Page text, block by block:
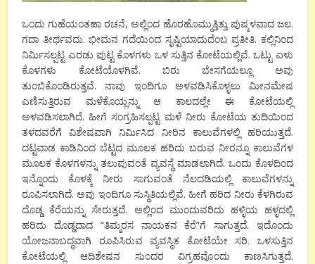
ಒಂದು ಗುಹೆಯಂತಹಾ ರಚನೆ, ಅಲ್ಲಿಂದ ಹೊರಹೊಮ್ಮುತ್ತಿತ್ತು ಪುಷ್ಕಳವಾದ ಜಲ.
ಗದಾ ತೀರ್ಥವದು. ಭೀಮನ ಗದೆಯಿಂದ ಸೃಷ್ಟಿಯಾದುದೆಂಬ ಪ್ರತೀತಿ. ಕಲ್ಲಿನಿಂದ
ನಿರ್ಮಿಸಲ್ಪಟ್ಟ ಎರಡು ಪುಟ್ಟ ಕೊಳಗಳು ಒಳ ಸುತ್ತಿನ ಕೋಟೆಯಲ್ಲಿವೆ. ಒಟ್ಟು ಏಳು
ಕೊಳಗಳು ಕೋಟೆಯೊಳಗಿವೆ. ಬಿರು ಬೇಸಗೆಯಲ್ಲೂ ಅವು
ತುಂಬಿಕೊಂಡಿರುತ್ತವೆ. ನಾವು ಇಂದಿಗೂ ಅಳವಡಿಸಿಕೊಳ್ಳಲು ಮೀನಮೇಷ
ಎಣಿಸುತ್ತಿರುವ ಮಳೆಕೊಯ್ಲನ್ನು ಆ ಕಾಲದಲ್ಲೇ ಈ ಕೋಟೆಯಲ್ಲಿ
ಅಳವಡಿಸಲಾಗಿದೆ. ಹೀಗೆ ಸಂಗ್ರಹಿಸಲ್ಪಟ್ಟ ಮಳೆ ನೀರು ಕೋಟೆಯ ತುದಿಯಿಂದ
ತಳದವರೆಗೆ ವಿಶೇಷವಾಗಿ ನಿರ್ಮಿಸಿದ ನೀರಿನ ಕಾಲುವೆಗಳಲ್ಲಿ ಹರಿಯುತ್ತದೆ.
ದಟ್ಟವಾಡ ಕಾಡಿನಿಂದ ಬೆಟ್ಟದ ಮೂಲಕ ಹರಿದು ಬರುವ ನೀರನ್ನೂ ಕಾಲುವೆಗಳ
ಮೂಲಕ ಕೊಳಗಳನ್ನು ತಲುಪುವಂತೆ ವ್ಯವಸ್ಥೆ ಮಾಡಲಾಗಿದೆ. ಒಂದು ಕೊಳದಿಂದ
ಇನ್ನೊಂದು ಕೊಳಕ್ಕೆ ನೀರು ಸಾಗುವಂತೆ ನೆಲದಡಿಯಲ್ಲಿ ಕಾಲುವೆಗಳನ್ನು
ರೂಪಿಸಲಾಗಿದೆ. ಅವು ಇಂದಿಗೂ ಸುಸ್ಥಿತಿಯಲ್ಲಿವೆ. ಹೀಗೆ ಹರಿದ ನೀರು ಕೆಳಗಿರುವ
ದೊಡ್ಡ ಕೆರೆಯನ್ನು ಸೇರುತ್ತದೆ. ಅಲ್ಲಿಂದ ಮುಂದುವರಿದು ಹಳ್ಳಿಯ ಹಳ್ಳದಲ್ಲಿ
ಹರಿದು ದೊಡ್ಡದಾದ “ತಿಮ್ಮರಸ ನಾಯಕನ ಕೆರೆ”ಗೆ ಸಾಗುತ್ತದೆ. ಇದೊಂದು
ಯೋಜನಾಬದ್ಧವಾಗಿ ರೂಪಿಸಿರುವ ವ್ಯವಸ್ಥಿತ ಕೋಟೆಯೇ ಸರಿ. ಒಳಸುತ್ತಿನ
ಕೋಟೆಯಲ್ಲಿ ಆದಿಶೇಷನ ಸುಂದರ ವಿಗ್ರಹವೊಂದು ಕಾಣಸಿಗುತ್ತದೆ.